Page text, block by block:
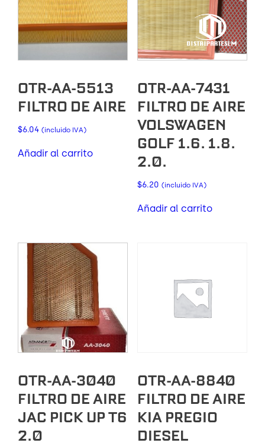
OTR-AA-5513
FILTRO DE AIRE
$6.04 (incluido IVA)
Añadir al carrito
OTR-AA-7431
FILTRO DE AIRE
VOLSWAGEN
GOLF 1.6. 1.8.
2.0.
$6.20 (incluido IVA)
Añadir al carrito
OTR-AA-3040
FILTRO DE AIRE
JAC PICK UP T6
2.0
OTR-AA-8840
FILTRO DE AIRE
KIA PREGIO
DIESEL